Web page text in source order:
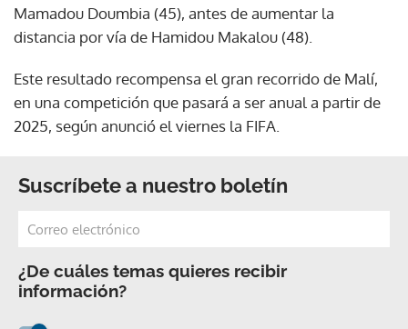
Mamadou Doumbia (45), antes de aumentar la
distancia por vía de Hamidou Makalou (48).
Este resultado recompensa el gran recorrido de Malí,
en una competición que pasará a ser anual a partir de
2025, según anunció el viernes la FIFA.
Suscríbete a nuestro boletín
¿De cuáles temas quieres recibir
información?